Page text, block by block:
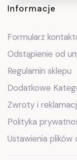
Linki w
Informacje
Formularz
Odstąpienie od
Regulamin sklepu
Dodatkowe
Zwroty i
Polityka
Ustawienia plików